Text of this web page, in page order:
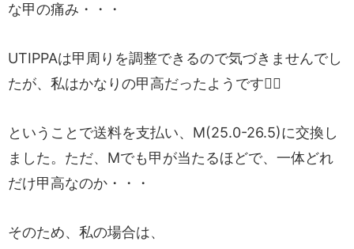
な甲の痛み・・・
UTIPPAは甲周りを調整できるので気づきませんでし
たが、私はかなりの甲高だったようです😵‍💫
ということで送料を支払い、M(25.0-26.5)に交換し
ました。ただ、Mでも甲が当たるほどで、一体どれ
だけ甲高なのか・・・
そのため、私の場合は、